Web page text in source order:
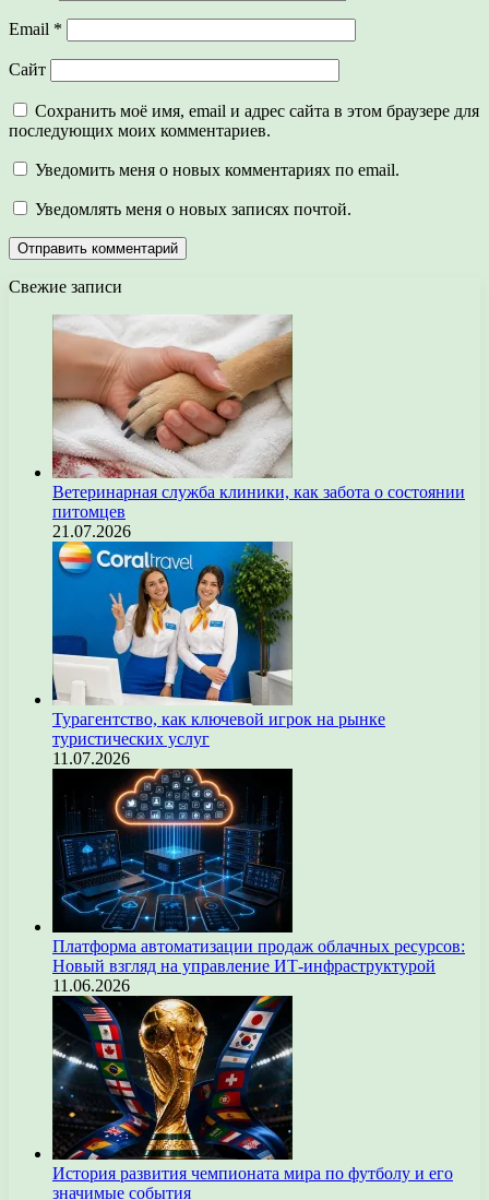
Email *
Сайт
Сохранить моё имя, email и адрес сайта в этом браузере для
последующих моих комментариев.
Уведомить меня о новых комментариях по email.
Уведомлять меня о новых записях почтой.
Свежие записи
Ветеринарная служба клиники, как забота о состоянии
питомцев
21.07.2026
Турагентство, как ключевой игрок на рынке
туристических услуг
11.07.2026
Платформа автоматизации продаж облачных ресурсов:
Новый взгляд на управление ИТ-инфраструктурой
11.06.2026
История развития чемпионата мира по футболу и его
значимые события